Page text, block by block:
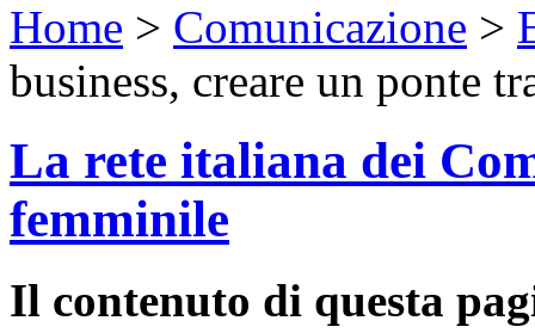
Home > Comunicazione >
business, creare un ponte
La rete italiana dei
femminile
Il contenuto di questa